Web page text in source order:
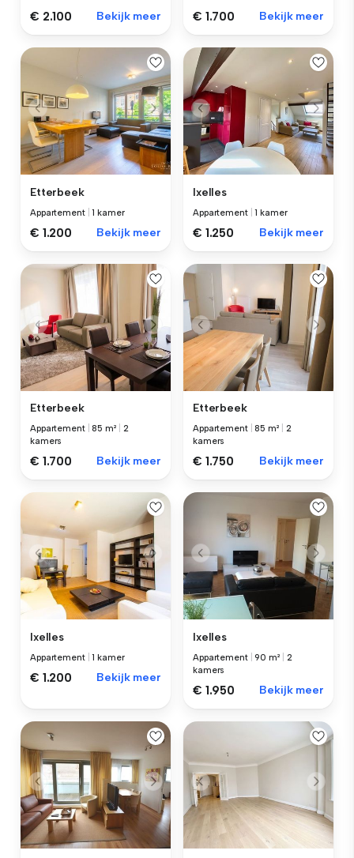
€ 2.100 Bekijk meer € 1.700 Bekijk meer
Etterbeek
Appartement |1 kamer
€ 1.200 Bekijk meer
Ixelles
Appartement |1 kamer
€ 1.250 Bekijk meer
Etterbeek
Appartement |85 m²
2
kamers
€ 1.700 Bekijk meer
Etterbeek
Appartement |85 m²
2
kamers
€ 1.750 Bekijk meer
Ixelles
Appartement |1 kamer
€ 1.200 Bekijk meer
Ixelles
Appartement |90 m²
2
kamers
€ 1.950 Bekijk meer